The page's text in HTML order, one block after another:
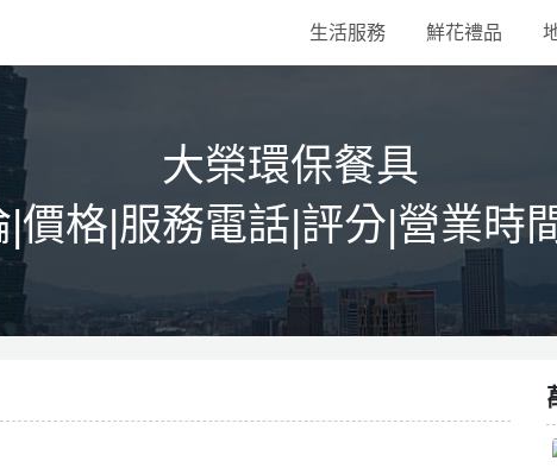
生活服務 鮮花禮品
大榮環保餐具
價格|服務電話|評分|營業時